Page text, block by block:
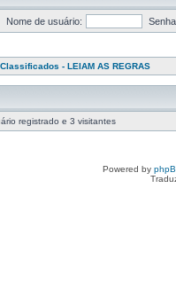
Nome de usuário:
Classificados - LEIAM AS REGRAS
registrado e 3 visitantes
Powered by